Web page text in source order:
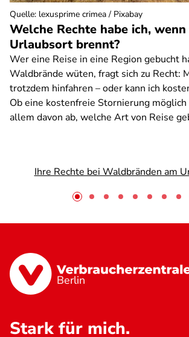
Welche Rechte habe ich, wenn
Urlaubsort brennt?
Wer eine Reise in eine Region gebucht
Waldbrände wüten, fragt sich zu Recht:
trotzdem hinfahren – oder kann ich
Ob eine kostenfreie Stornierung
allem davon ab, welche Art von Reise
Ihre Rechte bei Waldbränden am
Quelle: lexusprime crimea / Pixabay
Berlin
Stark für mich.